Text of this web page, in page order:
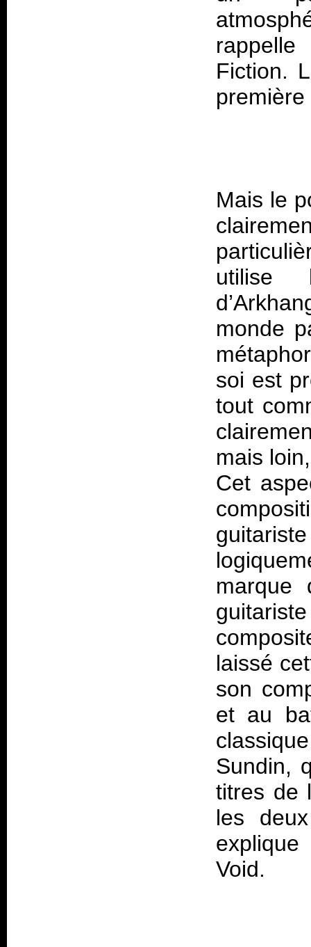
Fiction.
Mais le
utilise
monde
soi est
tout
mais
Cet
marque
laissé
son
et au
Sundin,
titres de
les
Void